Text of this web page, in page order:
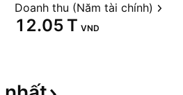
Doanh thu (Năm tài chính)
‪12.05 T‬ VND